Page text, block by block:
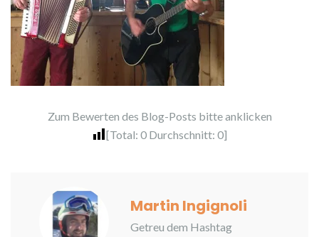
Zum Bewerten des Blog-Posts bitte anklicken
[Total: 0 Durchschnitt: 0]
Martin Ingignoli
Getreu dem Hashtag